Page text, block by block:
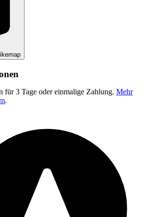
für 3 Tage oder einmalige Zahlung. Mehr
.